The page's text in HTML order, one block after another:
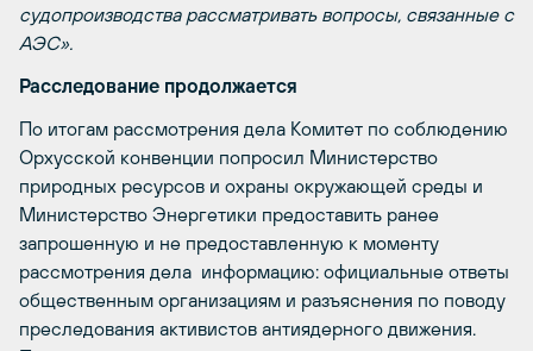
судопроизводства рассматривать вопросы, связанные с
АЭС».
Расследование продолжается
По итогам рассмотрения дела Комитет по соблюдению
Орхусской конвенции попросил Министерство
природных ресурсов и охраны окружающей среды и
Министерство Энергетики предоставить ранее
запрошенную и не предоставленную к моменту
рассмотрения дела информацию: официальные ответы
общественным организациям и разъяснения по поводу
преследования активистов антиядерного движения.